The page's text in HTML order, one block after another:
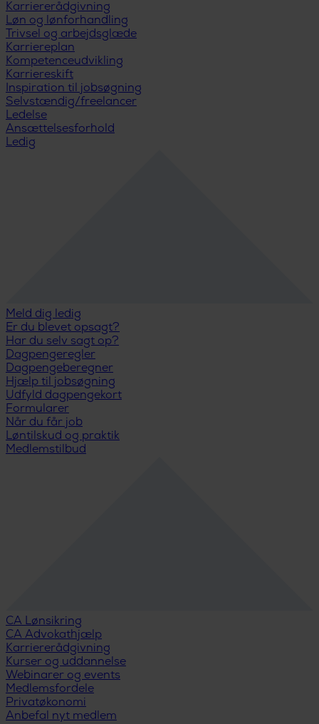
Karriererådgivning
Løn og lønforhandling
Trivsel og arbejdsglæde
Karriereplan
Kompetenceudvikling
Karriereskift
Inspiration til jobsøgning
Selvstændig/freelancer
Ledelse
Ansættelsesforhold
Ledig
Meld dig ledig
Er du blevet opsagt?
Har du selv sagt op?
Dagpengeregler
Dagpengeberegner
Hjælp til jobsøgning
Udfyld dagpengekort
Formularer
Når du får job
Løntilskud og praktik
Medlemstilbud
CA Lønsikring
CA Advokathjælp
Karriererådgivning
Kurser og uddannelse
Webinarer og events
Medlemsfordele
Privatøkonomi
Anbefal nyt medlem